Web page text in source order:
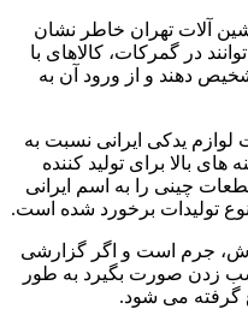
آلات تهران خاطر نشان
در گمرکات، کالاهای با
دهند و از ورود آن به
لوازم یدکی ایرانی نسبت به
بالا برای تولید کننده
چینی را به اسم ایرانی
تولیدات برخورد شده است.
جرم است و اگر گزارشی
زدن صورت بگیرد به طور
گرفته می شود.